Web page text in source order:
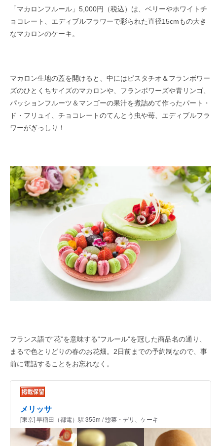
「マカロンフルール」5,000円（税込）は、ベリーやホワイトチ
ョコレート、エディブルフラワーで彩られた直径15cmもの大き
なマカロンのケーキ。
マカロン生地の蓋を開けると、中にはピスタチオ＆フランボワー
ズのひとくちサイズのマカロンや、フランボワーズや青リンゴ、
パッションフルーツ＆マンゴーの果汁を煮詰めて作ったパート・
ド・フリュイ、チョコレートのてんとう虫や苺、エディブルフラ
ワーがぎっしり！
フランス語で“花”を意味する“フルール”を冠した商品名の通り、
まるで色とりどりの春のお花畑。2日前までの予約制なので、事
前に電話することをお忘れなく。
メリッサ
[東京] 早稲田（都電）駅 355m / 惣菜・デリ、ケーキ